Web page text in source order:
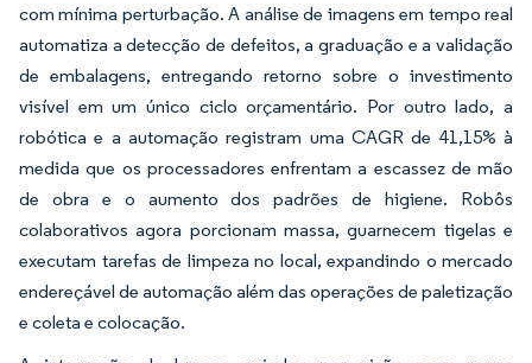
com mínima perturbação. A análise de imagens em tempo real
automatiza a detecção de defeitos, a graduação e a validação
de embalagens, entregando retorno sobre o investimento
visível em um único ciclo orçamentário. Por outro lado, a
robótica e a automação registram uma CAGR de 41,15% à
medida que os processadores enfrentam a escassez de mão
de obra e o aumento dos padrões de higiene. Robôs
colaborativos agora porcionam massa, guarnecem tigelas e
executam tarefas de limpeza no local, expandindo o mercado
endereçável de automação além das operações de paletização
e coleta e colocação.